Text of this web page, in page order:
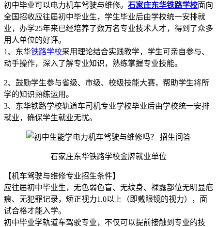
初中毕业可以电力机车驾驶与维修。 石家庄东华铁路学校面向
全国招收应往届初中毕业生，学生毕业后由学校统一安排就
业，办学25年来已经培养了数万名专业技术人才，得到了众多
用人单位的好评。
1、东华铁路学校采用理论结合实践教学，学生可亲自参与、
动手操作，深入了解专业知识，熟练掌握专业技能。
2、鼓励学生参与省级、市级、校级技能大赛，帮助学生将所
学的知识熟练运用。
3、东华铁路学校轨道车司机专业学校毕业后由学校统一安排
就业，确保学生就业无忧。
石家庄东华铁路学校金牌就业单位
【机车驾驶与维修专业招生条件】
应往届初中毕业生，无色弱色盲、无纹身、裸露部位无明显疤
痕、无犯罪记录，矫正视力1.0以上（即戴眼镜的视力），面
试合格才能入学。
初中毕业学轨道车驾驶专业，不仅可以提前接触到专业的技